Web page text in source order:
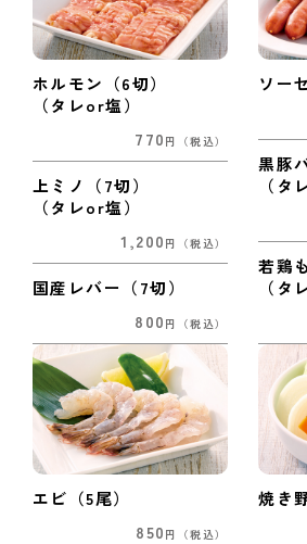
ホルモン（6切）
（タレor塩）
770 円 （税込）
上ミノ（7切）
（タレor塩）
1,200 円 （税込）
国産レバー（7切）
800 円 （税込）
ソー
黒豚
（タ
若鶏
（タ
エビ（5尾）
850 円 （税込）
焼き